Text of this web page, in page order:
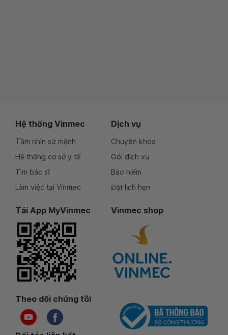
Hệ thống Vinmec
Tầm nhìn sứ mệnh
Hệ thống cơ sở y tế
Tìm bác sĩ
Làm việc tại Vinmec
Dịch vụ
Chuyên khoa
Gói dịch vụ
Bảo hiểm
Đặt lịch hẹn
Tải App MyVinmec Vinmec shop
Theo dõi chúng tôi